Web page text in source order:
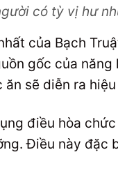
có tỳ vị hư
của Bạch
gốc của
ăn sẽ diễn ra
điều hòa
Điều này đặc